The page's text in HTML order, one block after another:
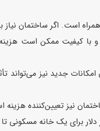
است. اگر ساختمان
و با کیفیت ممکن است
جدید نیز می‌تواند
نیز تعیین‌کننده
برای یک خانه مسکونی